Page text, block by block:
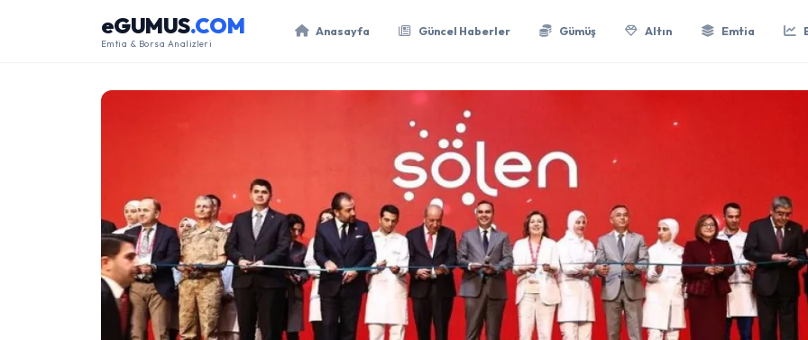
eGUMUS.COM
Emtia & Borsa Analizleri
Anasayfa Güncel Haberler Gümüş Altın Emtia